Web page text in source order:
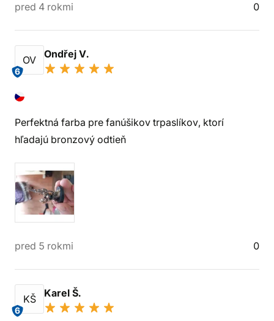
pred 4 rokmi 0
OV
6
Ondřej V.
Perfektná farba pre fanúšikov trpaslíkov, ktorí
hľadajú bronzový odtieň
pred 5 rokmi 0
KŠ
6
Karel Š.